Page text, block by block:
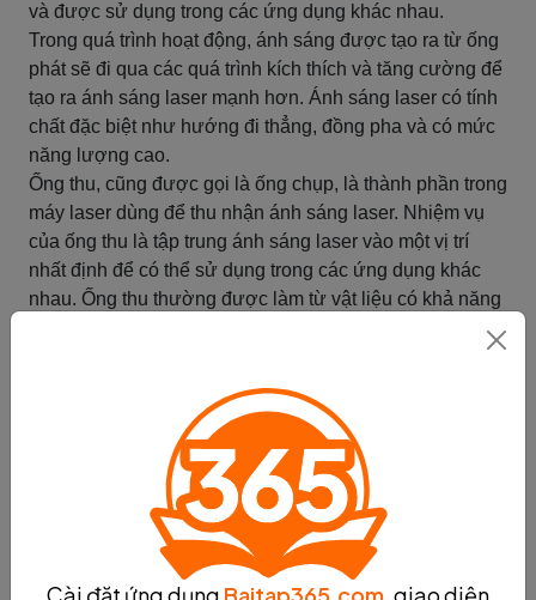
và được sử dụng trong các ứng dụng khác nhau.
Trong quá trình hoạt động, ánh sáng được tạo ra từ ống
phát sẽ đi qua các quá trình kích thích và tăng cường để
tạo ra ánh sáng laser mạnh hơn. Ánh sáng laser có tính
chất đặc biệt như hướng đi thẳng, đồng pha và có mức
năng lượng cao.
Ống thu, cũng được gọi là ống chụp, là thành phần trong
máy laser dùng để thu nhận ánh sáng laser. Nhiệm vụ
của ống thu là tập trung ánh sáng laser vào một vị trí
nhất định để có thể sử dụng trong các ứng dụng khác
nhau. Ống thu thường được làm từ vật liệu có khả năng
Công nghệ ống thu trong máy laser có thể sử dụng các
loại ống thu khác nhau như ống thu đa tiếp xúc, ống thu
tiêu cự và ống thu quang học. Mỗi loại ống thu có cấu
trúc và đặc điểm riêng, tùy thuộc vào yêu cầu và ứng
dụng của máy laser.
Qua quá trình hoạt động của ống phát và ống thu, máy
laser có thể tạo ra ánh sáng laser mạnh và tập trung ánh
sáng vào một vị trí nhất định. Điều này cho phép ánh
sáng laser được sử dụng trong nhiều lĩnh vực như khoa